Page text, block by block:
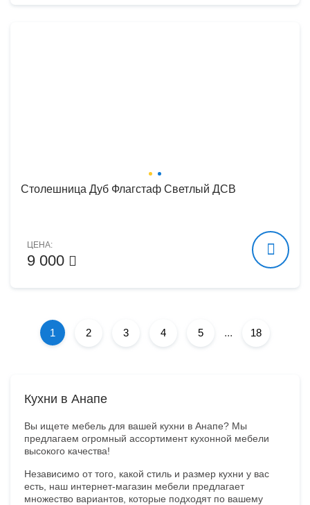
Столешница Дуб Флагстаф Светлый ДСВ
ЦЕНА:
9 000
1 2 3 4 5 ... 18
Кухни в Анапе
Вы ищете мебель для вашей кухни в Анапе? Мы
предлагаем огромный ассортимент кухонной мебели
высокого качества!
Независимо от того, какой стиль и размер кухни у вас
есть, наш интернет-магазин мебели предлагает
множество вариантов, которые подходят по вашему